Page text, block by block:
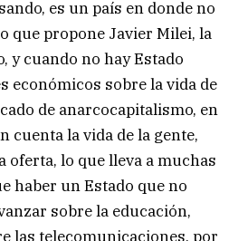
es un país en donde no
que propone Javier Milei, la
y cuando no hay Estado
económicos sobre la vida de
de anarcocapitalismo, en
cuenta la vida de la gente,
oferta, lo que lleva a muchas
haber un Estado que no
sobre la educación,
las telecomunicaciones, por